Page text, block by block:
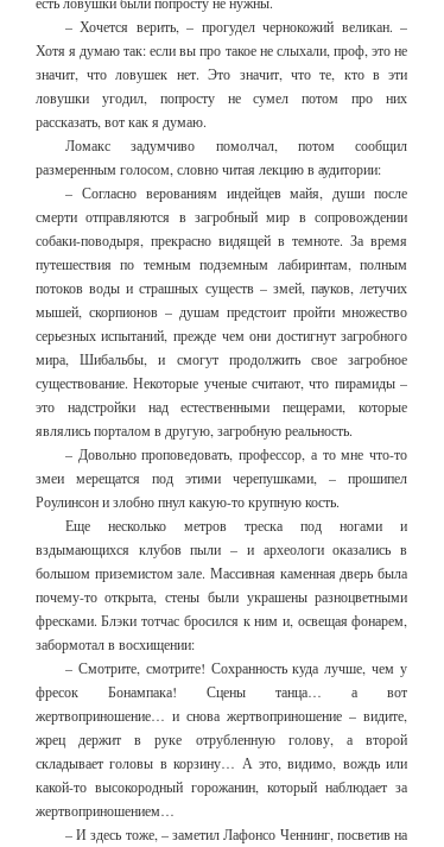
– Хочется верить, – прогудел чернокожий великан. –
Хотя я думаю так: если вы про такое не слыхали, проф, это не
значит, что ловушек нет. Это значит, что те, кто в эти
ловушки угодил, попросту не сумел потом про них
рассказать, вот как я думаю.
Ломакс задумчиво помолчал, потом сообщил
размеренным голосом, словно читая лекцию в аудитории:
– Согласно верованиям индейцев майя, души после
смерти отправляются в загробный мир в сопровождении
собаки-поводыря, прекрасно видящей в темноте. За время
путешествия по темным подземным лабиринтам, полным
потоков воды и страшных существ – змей, пауков, летучих
мышей, скорпионов – душам предстоит пройти множество
серьезных испытаний, прежде чем они достигнут загробного
мира, Шибальбы, и смогут продолжить свое загробное
существование. Некоторые ученые считают, что пирамиды –
это надстройки над естественными пещерами, которые
являлись порталом в другую, загробную реальность.
– Довольно проповедовать, профессор, а то мне что-то
змеи мерещатся под этими черепушками, – прошипел
Роулинсон и злобно пнул какую-то крупную кость.
Еще несколько метров треска под ногами и
вздымающихся клубов пыли – и археологи оказались в
большом приземистом зале. Массивная каменная дверь была
почему-то открыта, стены были украшены разноцветными
фресками. Блэки тотчас бросился к ним и, освещая фонарем,
забормотал в восхищении:
– Смотрите, смотрите! Сохранность куда лучше, чем у
фресок Бонампака! Сцены танца… а вот
жертвоприношение… и снова жертвоприношение – видите,
жрец держит в руке отрубленную голову, а второй
складывает головы в корзину… А это, видимо, вождь или
какой-то высокородный горожанин, который наблюдает за
жертвоприношением…
– И здесь тоже, – заметил Лафонсо Ченнинг, посветив на